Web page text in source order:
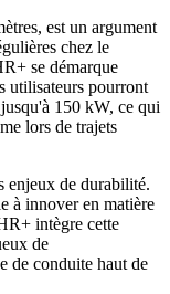
est un argument
chez le
se démarque
utilisateurs pourront
150 kW, ce qui
lors de trajets
enjeux de durabilité.
à innover en matière
intègre cette
de
de conduite haut de